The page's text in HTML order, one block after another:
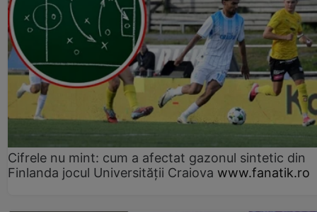
Cifrele nu mint: cum a afectat gazonul sintetic din
Finlanda jocul Universității Craiova www.fanatik.ro